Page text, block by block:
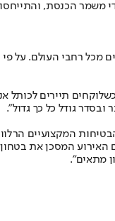
משמר הכנסת,
מכל רחבי העולם. על
תיירים לכותל
גודל כל כך גדול".
המקצועיים
המסכן את
מתאים".